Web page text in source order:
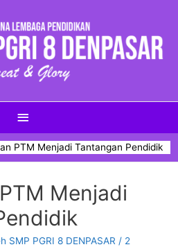
PTM Menjadi Tantangan Pendidik
Menjadi
SMP PGRI 8 DENPASAR / 2